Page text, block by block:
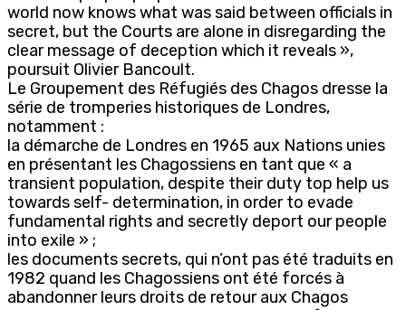
world now knows what was said between officials in
secret, but the Courts are alone in disregarding the
clear message of deception which it reveals »,
poursuit Olivier Bancoult.
Le Groupement des Réfugiés des Chagos dresse la
série de tromperies historiques de Londres,
notamment :
la démarche de Londres en 1965 aux Nations unies
en présentant les Chagossiens en tant que « a
transient population, despite their duty top help us
towards self- determination, in order to evade
fundamental rights and secretly deport our people
into exile » ;
les documents secrets, qui n’ont pas été traduits en
1982 quand les Chagossiens ont été forcés à
abandonner leurs droits de retour aux Chagos